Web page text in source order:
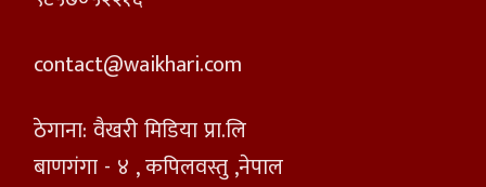
contact@waikhari.com
ठेगाना: वैखरी मिडिया प्रा.लि
बाणगंगा - ४ , कपिलवस्तु ,नेपाल